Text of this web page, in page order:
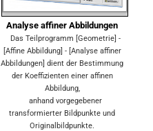
Analyse affiner Abbildungen
Das Teilprogramm [Geometrie] -
[Affine Abbildung] - [Analyse affiner
Abbildungen] dient der Bestimmung
der Koeffizienten einer affinen
Abbildung,
anhand vorgegebener
transformierter Bildpunkte und
Originalbildpunkte.